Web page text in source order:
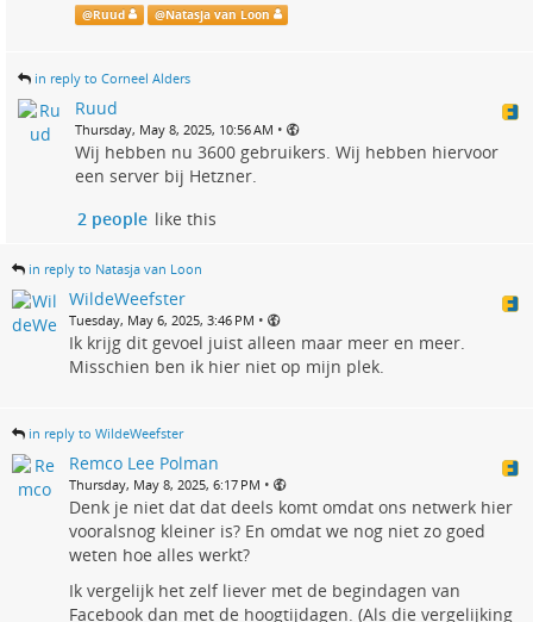
@Ruud @Natasja van Loon
in reply to Corneel Alders
Ruud
Thursday, May 8, 2025, 10:56 AM •
Wij hebben nu 3600 gebruikers. Wij hebben hiervoor
een server bij Hetzner.
2 people like this
in reply to Natasja van Loon
WildeWeefster
Tuesday, May 6, 2025, 3:46 PM •
Ik krijg dit gevoel juist alleen maar meer en meer.
Misschien ben ik hier niet op mijn plek.
in reply to WildeWeefster
Remco Lee Polman
Thursday, May 8, 2025, 6:17 PM •
Denk je niet dat dat deels komt omdat ons netwerk hier
vooralsnog kleiner is? En omdat we nog niet zo goed
weten hoe alles werkt?
Ik vergelijk het zelf liever met de begindagen van
Facebook dan met de hoogtijdagen. (Als die vergelijking